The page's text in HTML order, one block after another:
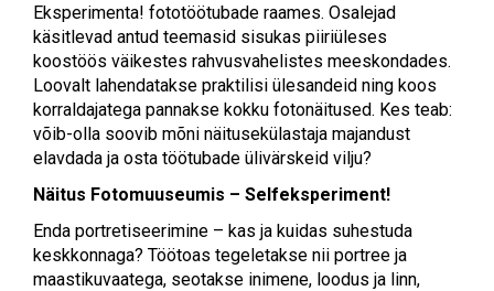
Eksperimenta! fototöötubade raames. Osalejad
käsitlevad antud teemasid sisukas piiriüleses
koostöös väikestes rahvusvahelistes meeskondades.
Loovalt lahendatakse praktilisi ülesandeid ning koos
korraldajatega pannakse kokku fotonäitused. Kes teab:
võib-olla soovib mõni näitusekülastaja majandust
elavdada ja osta töötubade ülivärskeid vilju?
Näitus Fotomuuseumis – Selfeksperiment!
Enda portretiseerimine – kas ja kuidas suhestuda
keskkonnaga? Töötoas tegeletakse nii portree ja
maastikuvaatega, seotakse inimene, loodus ja linn,